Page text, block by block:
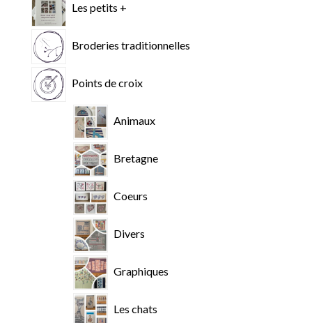
Les petits +
Broderies traditionnelles
Points de croix
Animaux
Bretagne
Coeurs
Divers
Graphiques
Les chats